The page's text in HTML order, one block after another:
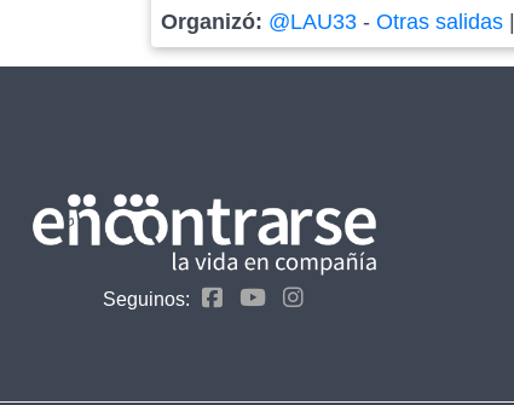
Organizó: @LAU33 -Otras salidas
Seguinos: